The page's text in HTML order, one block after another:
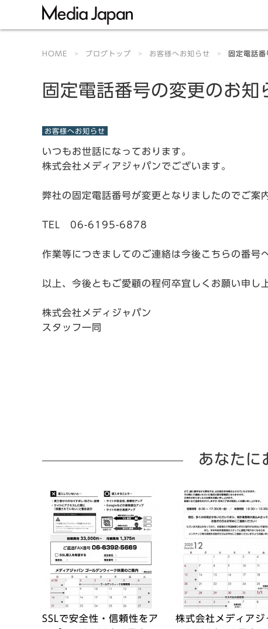
HOME ブログトップ お客様へお知らせ 固定電話
固定電話番号の変更のお知
お客様へお知らせ
いつもお世話になっております。
株式会社メディアジャパンでございます。
弊社の固定電話番号が変更となりましたのでご案
TEL 06-6195-6878
作業等につきましてのご連絡は今後こちらの番号
以上、今後ともご愛顧の程何卒宜しくお願い申し
株式会社メディジャパン
スタッフ一同
あなたに
SSLで安全性・信頼性をア
株式会社メディアジ